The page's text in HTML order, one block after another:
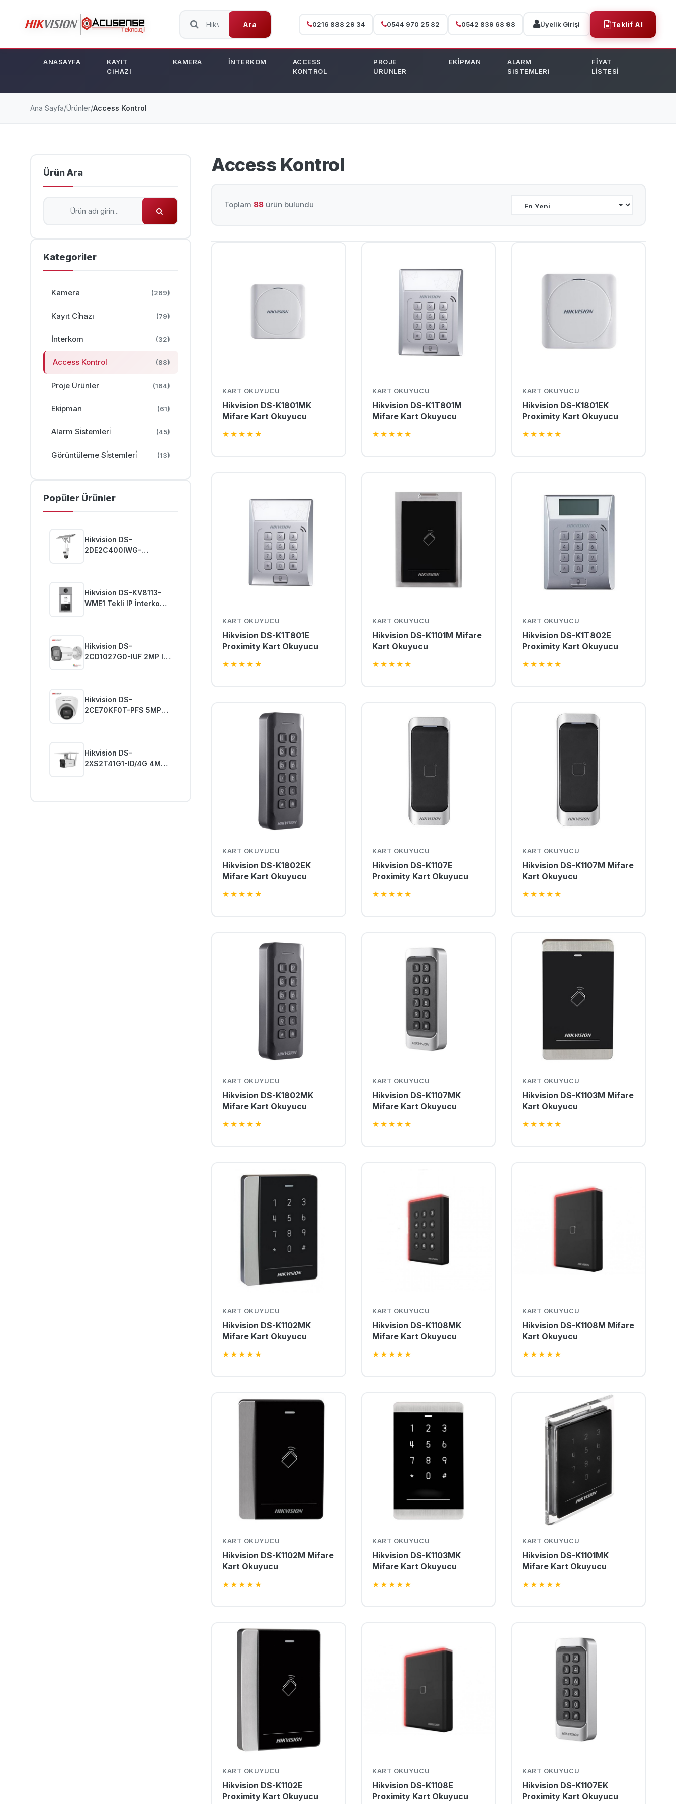
Ara 0216 888 29 34 0544 970 25 82 0542 839 68 98 Üyelik Girişi Teklif Al
ANASAYFA
KAYIT
CiHAZI
KAMERA İNTERKOM
ACCESS
KONTROL
PROJE
ÜRÜNLER
EKİPMAN
ALARM
SiSTEMLERi
FİYAT
LİSTESİ
Ana Sayfa/Ürünler/Access Kontrol
Ürün Ara
Kategoriler
Kamera (269)
Kayıt Ci̇hazı (79)
İnterkom (32)
Access Kontrol (88)
Proje Ürünler (164)
Eki̇pman (61)
Alarm Si̇stemleri̇ (45)
Görüntüleme Si̇stemleri̇ (13)
Popüler Ürünler
Hikvision DS-
2DE2C400IWG-
Hikvision DS-KV8113-
WME1 Tekli IP İnterkom
Hikvision DS-
2CD1027G0-IUF 2MP IP
Hikvision DS-
2CE70KF0T-PFS 5MP
Hikvision DS-
2XS2T41G1-ID/4G 4MP
Access Kontrol
Toplam 88 ürün bulundu
KART OKUYUCU
Hikvision DS-K1801MK
Mifare Kart Okuyucu
★ ★ ★ ★ ★
KART OKUYUCU
Hikvision DS-K1T801M
Mifare Kart Okuyucu
★ ★ ★ ★ ★
KART OKUYUCU
Hikvision DS-K1801EK
Proximity Kart Okuyucu
★ ★ ★ ★ ★
KART OKUYUCU
Hikvision DS-K1T801E
Proximity Kart Okuyucu
★ ★ ★ ★ ★
KART OKUYUCU
Hikvision DS-K1101M Mifare
Kart Okuyucu
★ ★ ★ ★ ★
KART OKUYUCU
Hikvision DS-K1T802E
Proximity Kart Okuyucu
★ ★ ★ ★ ★
KART OKUYUCU
Hikvision DS-K1802EK
Mifare Kart Okuyucu
★ ★ ★ ★ ★
KART OKUYUCU
Hikvision DS-K1107E
Proximity Kart Okuyucu
★ ★ ★ ★ ★
KART OKUYUCU
Hikvision DS-K1107M Mifare
Kart Okuyucu
★ ★ ★ ★ ★
KART OKUYUCU
Hikvision DS-K1802MK
Mifare Kart Okuyucu
★ ★ ★ ★ ★
KART OKUYUCU
Hikvision DS-K1107MK
Mifare Kart Okuyucu
★ ★ ★ ★ ★
KART OKUYUCU
Hikvision DS-K1103M Mifare
Kart Okuyucu
★ ★ ★ ★ ★
KART OKUYUCU
Hikvision DS-K1102MK
Mifare Kart Okuyucu
★ ★ ★ ★ ★
KART OKUYUCU
Hikvision DS-K1108MK
Mifare Kart Okuyucu
★ ★ ★ ★ ★
KART OKUYUCU
Hikvision DS-K1108M Mifare
Kart Okuyucu
★ ★ ★ ★ ★
KART OKUYUCU
Hikvision DS-K1102M Mifare
Kart Okuyucu
★ ★ ★ ★ ★
KART OKUYUCU
Hikvision DS-K1103MK
Mifare Kart Okuyucu
★ ★ ★ ★ ★
KART OKUYUCU
Hikvision DS-K1101MK
Mifare Kart Okuyucu
★ ★ ★ ★ ★
KART OKUYUCU
Hikvision DS-K1102E
Proximity Kart Okuyucu
KART OKUYUCU
Hikvision DS-K1108E
Proximity Kart Okuyucu
KART OKUYUCU
Hikvision DS-K1107EK
Proximity Kart Okuyucu